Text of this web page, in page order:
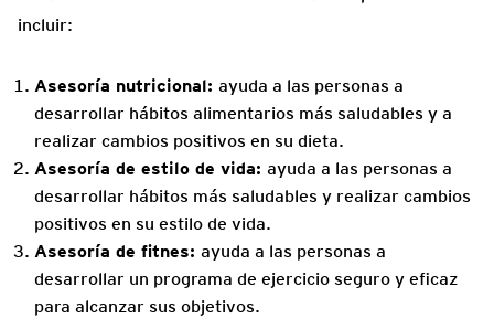
incluir:
Asesoría nutricional: ayuda a las personas a
desarrollar hábitos alimentarios más saludables y a
realizar cambios positivos en su dieta.
Asesoría de estilo de vida: ayuda a las personas a
desarrollar hábitos más saludables y realizar cambios
positivos en su estilo de vida.
Asesoría de fitnes: ayuda a las personas a
desarrollar un programa de ejercicio seguro y eficaz
para alcanzar sus objetivos.